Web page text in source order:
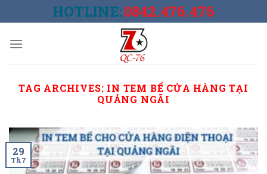
to
HOTLINE:0842.476.476
TAG ARCHIVES: IN TEM BỂ CỬA HÀNG TẠI
QUẢNG NGÃI
29
Th7